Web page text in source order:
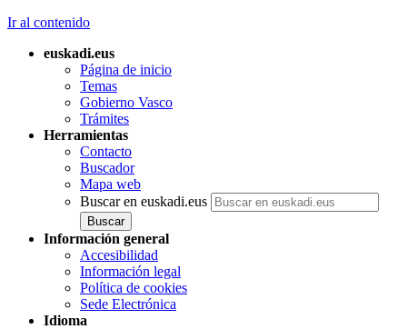
Ir al contenido
euskadi.eus
Página de inicio
Temas
Gobierno Vasco
Trámites
Herramientas
Contacto
Buscador
Mapa web
Buscar en euskadi.eus
Información general
Accesibilidad
Información legal
Política de cookies
Sede Electrónica
Idioma